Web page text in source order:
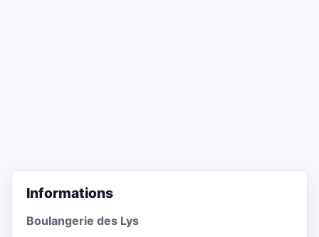
Informations
Boulangerie des Lys